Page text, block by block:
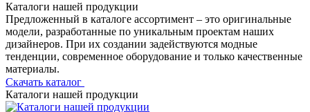
Каталоги нашей продукции
Предложенный в каталоге ассортимент – это оригинальные
модели, разработанные по уникальным проектам наших
дизайнеров. При их создании задействуются модные
тенденции, современное оборудование и только качественные
материалы.
Скачать каталог
Каталоги нашей продукции